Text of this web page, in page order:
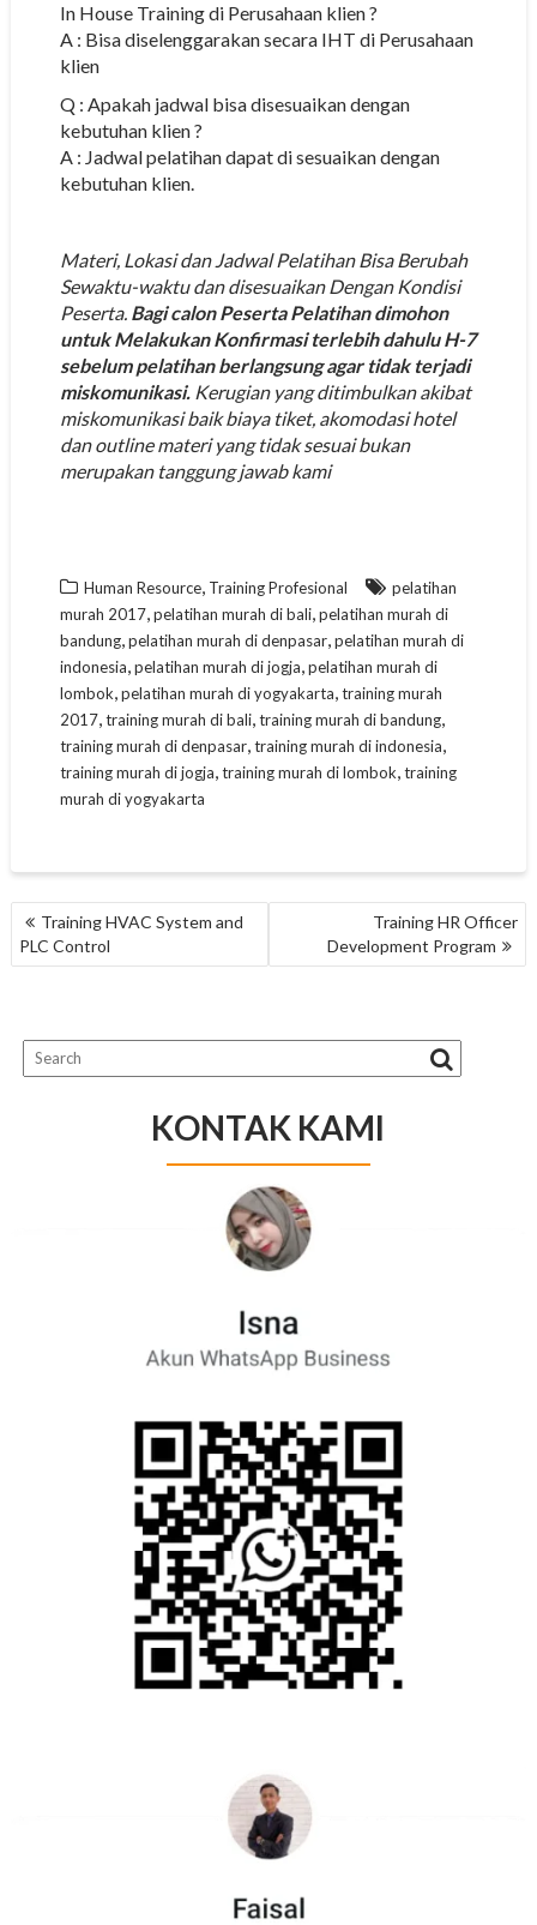
In House Training di Perusahaan klien ?
A : Bisa diselenggarakan secara IHT di Perusahaan
klien
Q : Apakah jadwal bisa disesuaikan dengan
kebutuhan klien ?
A : Jadwal pelatihan dapat di sesuaikan dengan
kebutuhan klien.
Materi, Lokasi dan Jadwal Pelatihan Bisa Berubah
Sewaktu-waktu dan disesuaikan Dengan Kondisi
Peserta.Bagi calon Peserta Pelatihan dimohon
untuk Melakukan Konfirmasi terlebih dahulu H-7
sebelum pelatihan berlangsung agar tidak terjadi
miskomunikasi.Kerugian yang ditimbulkan akibat
miskomunikasi baik biaya tiket, akomodasi hotel
dan outline materi yang tidak sesuai bukan
merupakan tanggung jawab kami
Human Resource, Training Profesional
pelatihan
murah 2017,pelatihan murah di bali,pelatihan murah di
bandung,pelatihan murah di denpasar,pelatihan murah di
indonesia,pelatihan murah di jogja,pelatihan murah di
lombok,pelatihan murah di yogyakarta,training murah
2017,training murah di bali,training murah di bandung,
training murah di denpasar,training murah di indonesia,
training murah di jogja,training murah di lombok,training
murah di yogyakarta
NAVIGASI
POS
Training HVAC System and
PLC Control
Training HR Officer
Development Program
KONTAK KAMI